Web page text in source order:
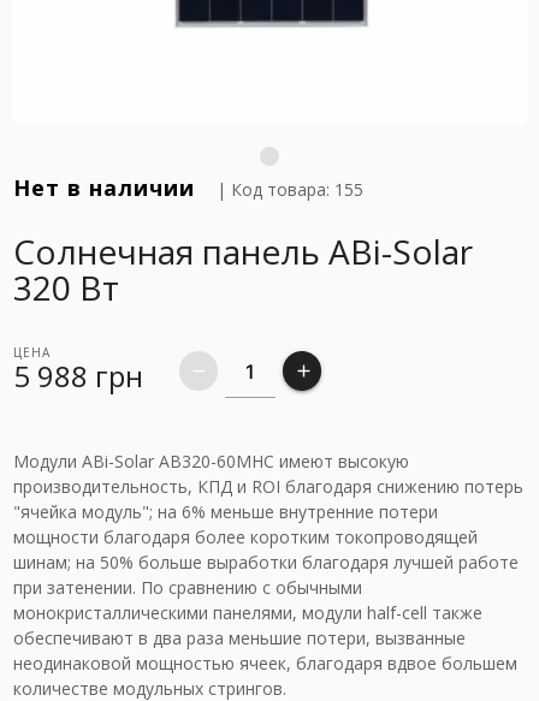
Нет в наличии | Код товара: 155
Солнечная панель ABi-Solar
320 Вт
ЦЕНА
5 988 грн remove add
Модули ABi-Solar AB320-60MHC имеют высокую
производительность, КПД и ROI благодаря снижению потерь
"ячейка модуль"; на 6% меньше внутренние потери
мощности благодаря более коротким токопроводящей
шинам; на 50% больше выработки благодаря лучшей работе
при затенении. По сравнению с обычными
монокристаллическими панелями, модули half-cell также
обеспечивают в два раза меньшие потери, вызванные
неодинаковой мощностью ячеек, благодаря вдвое большем
количестве модульных стрингов.